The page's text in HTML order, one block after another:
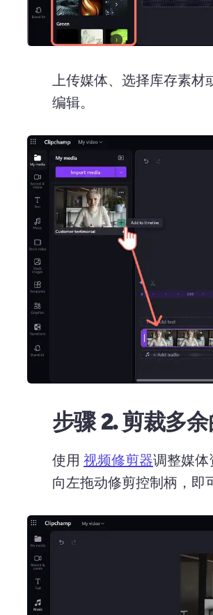
上传媒体、选择库存素
编辑。
步骤 2.剪裁多
使用 视频修剪器调整媒体
向左拖动修剪控制柄，即